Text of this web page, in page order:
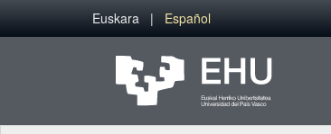
Saltar al contenido principal
Euskara Español